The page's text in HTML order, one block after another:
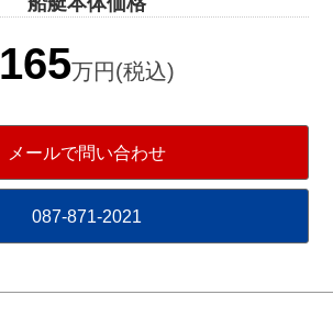
165万円(税込)
メールで問い合わせ
087-871-2021